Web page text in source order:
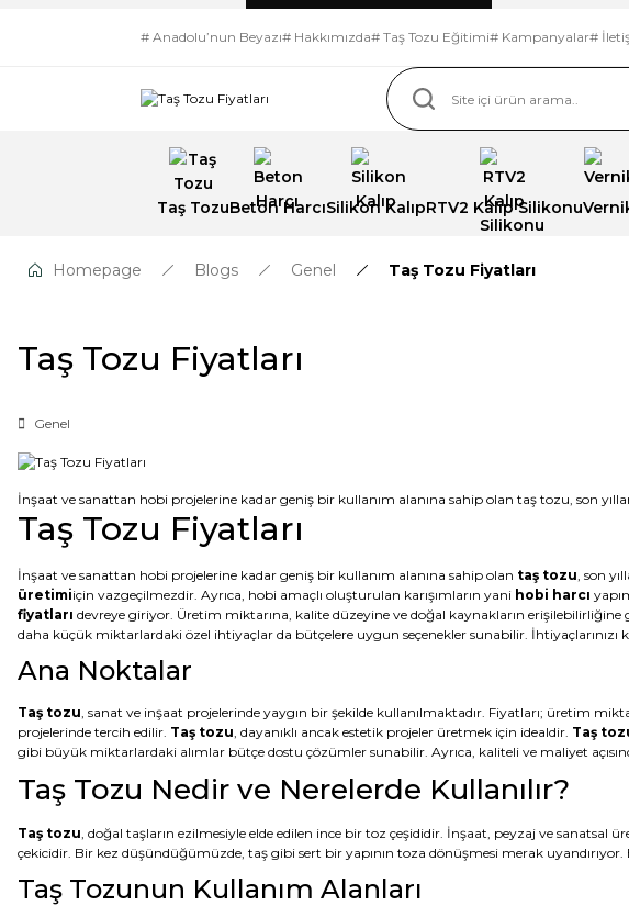
# Anadolu’nun Beyazı# Hakkımızda# Taş Tozu Eğitimi# Kampanyalar#
Taş TozuBeton HarcıSilikon KalıpRTV2 Kalıp Silikonu
Homepage Blogs Genel Taş Tozu Fiyatları
Taş Tozu Fiyatları
Genel
İnşaat ve sanattan hobi projelerine kadar geniş bir kullanım alanına sahip olan taş tozu, son
Taş Tozu Fiyatları
İnşaat ve sanattan hobi projelerine kadar geniş bir kullanım alanına sahip olan taş tozu , son
üretimiiçin vazgeçilmezdir. Ayrıca, hobi amaçlı oluşturulan karışımların yani hobi harcı
fiyatları devreye giriyor. Üretim miktarına, kalite düzeyine ve doğal kaynakların
daha küçük miktarlardaki özel ihtiyaçlar da bütçelere uygun seçenekler sunabilir. İhtiyaçlarınızı
Ana Noktalar
Taş tozu , sanat ve inşaat projelerinde yaygın bir şekilde kullanılmaktadır. Fiyatları; üretim
projelerinde tercih edilir. Taş tozu , dayanıklı ancak estetik projeler üretmek için idealdir. Taş
gibi büyük miktarlardaki alımlar bütçe dostu çözümler sunabilir. Ayrıca, kaliteli ve maliyet
Taş Tozu Nedir ve Nerelerde Kullanılır?
Taş tozu , doğal taşların ezilmesiyle elde edilen ince bir toz çeşididir. İnşaat, peyzaj ve sanatsal
çekicidir. Bir kez düşündüğümüzde, taş gibi sert bir yapının toza dönüşmesi merak
Taş Tozunun Kullanım Alanları